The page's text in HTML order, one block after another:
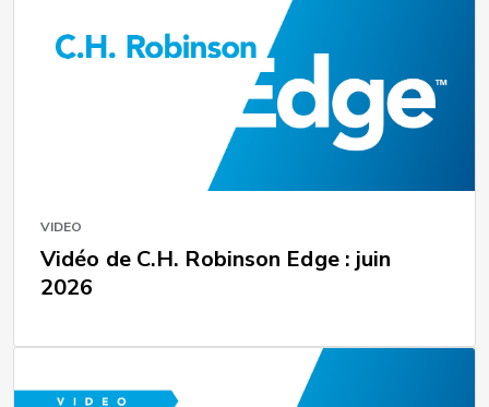
VIDEO
Vidéo de C.H. Robinson Edge : juin
2026